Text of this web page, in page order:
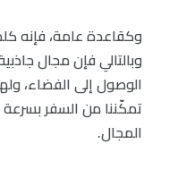
وكقاعدة عامة، فإنه
وبالتالي فإن مجال
الوصول إلى الفضاء،
تمكّننا من السفر
المجال.